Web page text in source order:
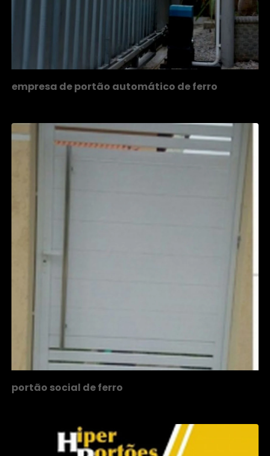
empresa de portão automático de ferro
portão social de ferro